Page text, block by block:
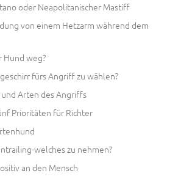
oder Neapolitanischer Mastiff
von einem Hetzarm während dem
weg?
fürs Angriff zu wählen?
Arten des Angriffs
Prioritäten für Richter
welches zu nehmen?
an den Mensch